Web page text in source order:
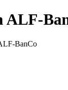
ALF-
BanCo